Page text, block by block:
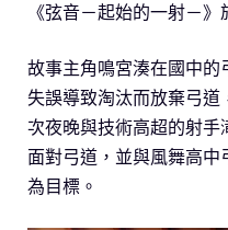
《弦音－起始的一射－
故事主角鳴宮湊在國中
失誤導致淘汰而放棄弓
次夜晚與技術高超的射
面對弓道，並與風舞高
為目標。